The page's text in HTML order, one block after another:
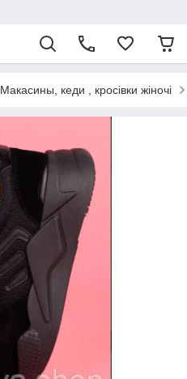
Макасины, кеди , кросівки жіночі